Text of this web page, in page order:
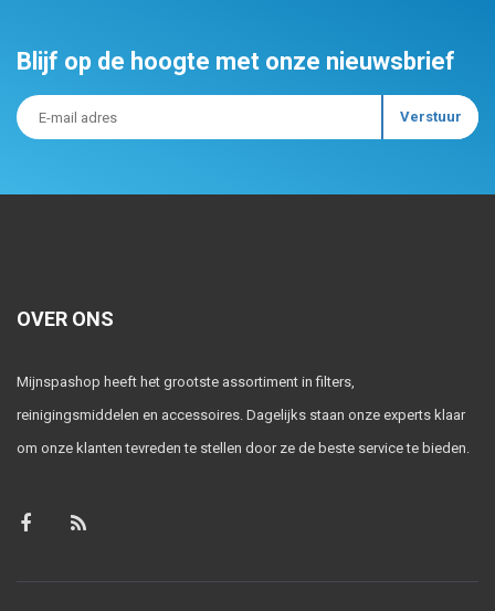
Blijf op de hoogte met onze nieuwsbrief
OVER ONS
Mijnspashop heeft het grootste assortiment in filters,
reinigingsmiddelen en accessoires. Dagelijks staan onze experts klaar
om onze klanten tevreden te stellen door ze de beste service te bieden.